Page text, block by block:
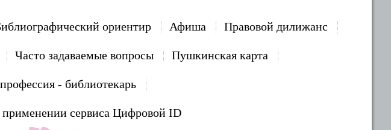
ориентир Афиша Правовой дилижанс
Часто задаваемые вопросы Пушкинская карта
- библиотекарь
сервиса Цифровой ID